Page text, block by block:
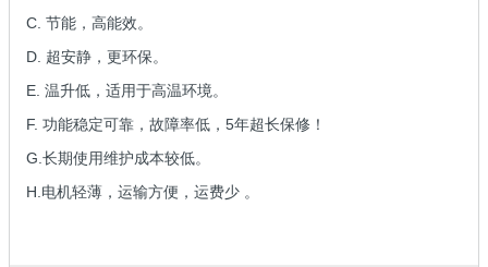
C. 节能，高能效。
D. 超安静，更环保。
E. 温升低，适用于高温环境。
F. 功能稳定可靠，故障率低，5年超长保修！
G.长期使用维护成本较低。
H.电机轻薄，运输方便，运费少 。